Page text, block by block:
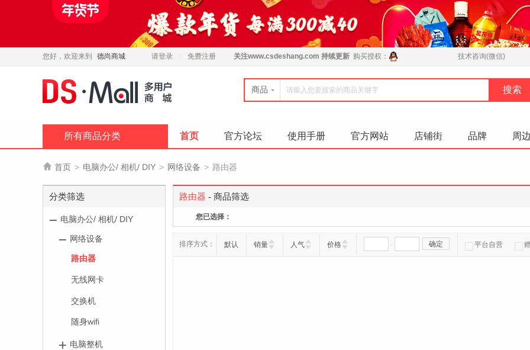
您好，欢迎来到 德尚商城 请登录 免费注册 关注www.csdeshang.com 持续更新 购买授权： 技术咨询(微信)
商品
所有商品分类 首页 官方论坛 使用手册 官方网站 店铺街 品牌 周边
 首页 > 电脑办公/ 相机/ DIY > 网络设备 > 路由器
分类筛选
电脑办公/ 相机/ DIY
网络设备
路由器
无线网卡
交换机
随身wifi
电脑整机
路由器 - 商品筛选
您已选择：
排序方式： 默认 销量 人气 价格 - 确定 平台自营